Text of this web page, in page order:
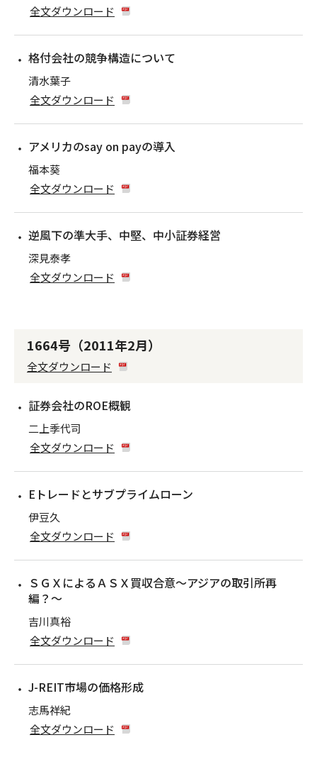
全文ダウンロード
格付会社の競争構造について
清水葉子
全文ダウンロード
アメリカのsay on payの導入
福本葵
全文ダウンロード
逆風下の準大手、中堅、中小証券経営
深見泰孝
全文ダウンロード
1664号（2011年2月）
全文ダウンロード
証券会社のROE概観
二上季代司
全文ダウンロード
Eトレードとサブプライムローン
伊豆久
全文ダウンロード
ＳＧＸによるＡＳＸ買収合意〜アジアの取引所再
編？〜
吉川真裕
全文ダウンロード
J-REIT市場の価格形成
志馬祥紀
全文ダウンロード